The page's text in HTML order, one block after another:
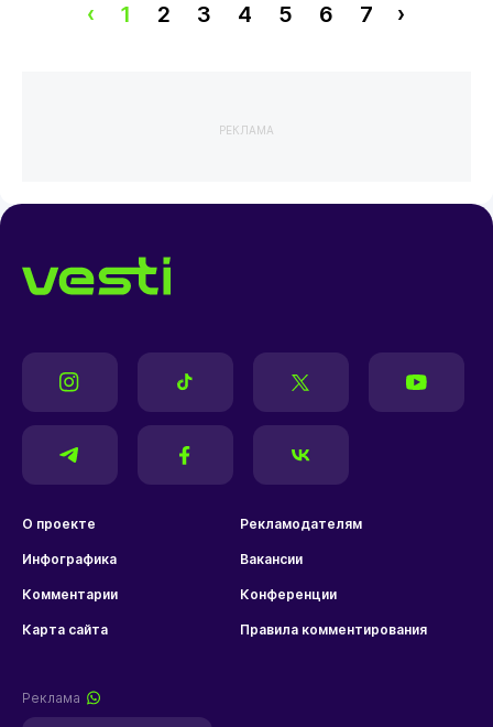
‹ 1 2 3 4 5 6 7 ›
РЕКЛАМА
О проекте Рекламодателям
Инфографика Вакансии
Комментарии Конференции
Карта сайта Правила комментирования
Реклама